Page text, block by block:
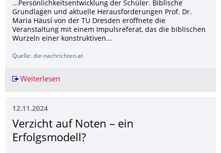
...Persönlichkeitsentwicklung der Schüler. Biblische
Grundlagen und aktuelle Herausforderungen Prof. Dr.
Maria Häusl von der TU Dresden eröffnete die
Veranstaltung mit einem Impulsreferat, das die biblischen
Wurzeln einer konstruktiven...
Quelle: die-nachrichten.at
Weiterlesen
12.11.2024
Verzicht auf Noten – ein
Erfolgsmodell?